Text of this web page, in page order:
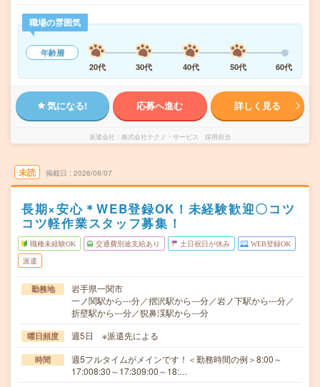
職場の雰囲気
年齢層
20代
30代 40代 50代 60代
気になる! 応募へ進む 詳しく見る
派遣会社 株式会社テクノ・サービス 採用担当
未読 掲載日 2026/08/07
長期×安心＊WEB登録OK！未経験歓迎〇コツ
コツ軽作業スタッフ募集！
職種未経験OK 交通費別途支給あり 土日祝日が休み WEB登録OK
派遣
勤務地
岩手県一関市
一ノ関駅から---分／摺沢駅から---分／岩ノ下駅から---分／
折壁駅から---分／猊鼻渓駅から---分
曜日頻度 週5日 ※派遣先による
時間
週5フルタイムがメインです！＜勤務時間の例＞8:00～
17:008:30～17:309:00～18:…